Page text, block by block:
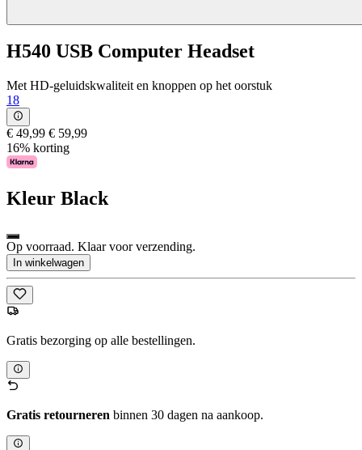
H540 USB Computer Headset
Met HD-geluidskwaliteit en knoppen op het oorstuk
18
€ 49,99 € 59,99
16% korting
Kleur Black
Op voorraad. Klaar voor verzending.
In winkelwagen
Gratis bezorging op alle bestellingen.
Gratis retourneren binnen 30 dagen na aankoop.